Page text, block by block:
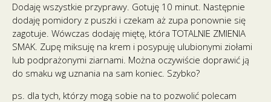
Dodaję wszystkie przyprawy. Gotuję 10 minut. Następnie
dodaję pomidory z puszki i czekam aż zupa ponownie się
zagotuje. Wówczas dodaję miętę, która TOTALNIE ZMIENIA
SMAK. Zupę miksuję na krem i posypuję ulubionymi ziołami
lub podprażonymi ziarnami. Można oczywiście doprawić ją
do smaku wg uznania na sam koniec. Szybko?
ps. dla tych, którzy mogą sobie na to pozwolić polecam